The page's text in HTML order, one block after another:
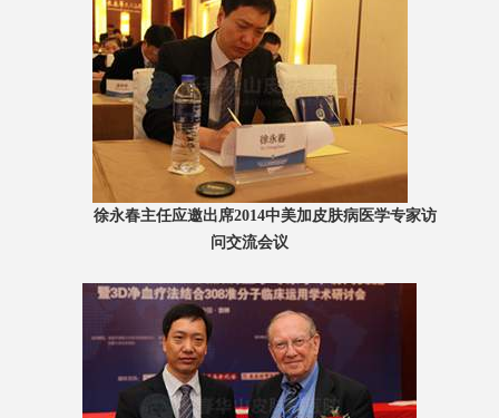
徐永春主任应邀出席2014中美加皮肤病医学专家访
问交流会议